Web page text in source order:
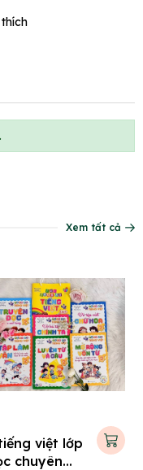
Xem tất cả
việt lớp
chuyên